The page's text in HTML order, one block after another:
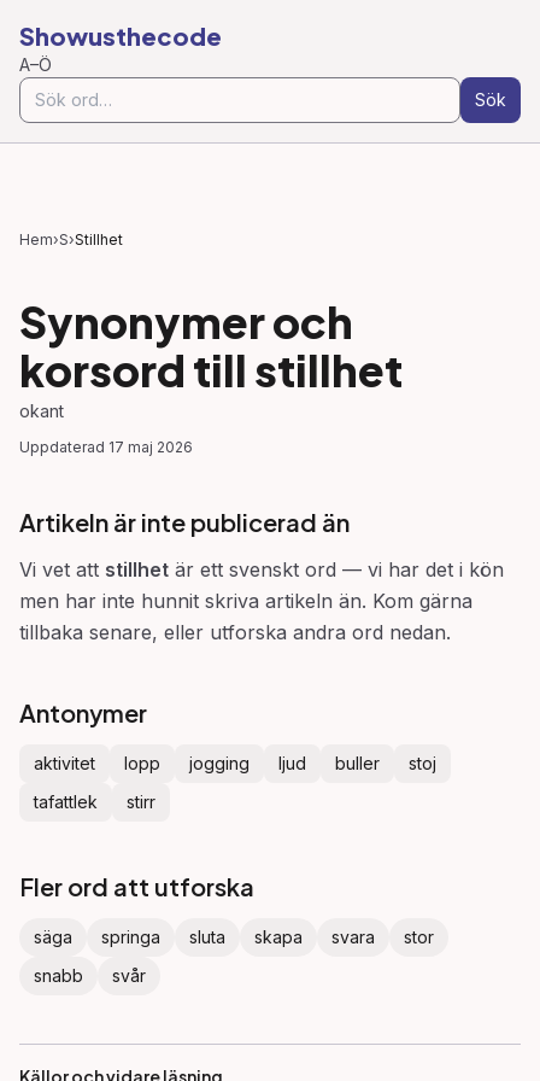
Showusthecode
A–Ö
Sök
Hem›S›Stillhet
Synonymer och
korsord till stillhet
okant
Uppdaterad 17 maj 2026
Artikeln är inte publicerad än
Vi vet att stillhet är ett svenskt ord — vi har det i kön
men har inte hunnit skriva artikeln än. Kom gärna
tillbaka senare, eller utforska andra ord nedan.
Antonymer
aktivitet lopp jogging ljud buller
stoj
tafattlek
stirr
Fler ord att utforska
säga springa sluta skapa svara
stor
snabb
svår
Källor och vidare läsning